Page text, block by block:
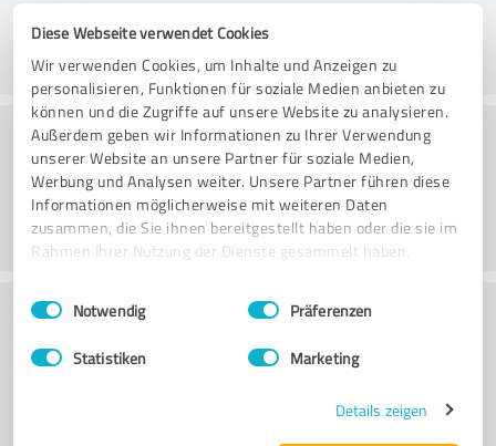
Diese Webseite verwendet Cookies
Wir verwenden Cookies, um Inhalte und Anzeigen zu
personalisieren, Funktionen für soziale Medien anbieten zu
können und die Zugriffe auf unsere Website zu analysieren.
Außerdem geben wir Informationen zu Ihrer Verwendung
unserer Website an unsere Partner für soziale Medien,
Werbung und Analysen weiter. Unsere Partner führen diese
Informationen möglicherweise mit weiteren Daten
zusammen, die Sie ihnen bereitgestellt haben oder die sie im
Rahmen Ihrer Nutzung der Dienste gesammelt haben.
Impressum Datenschutzbestimmungen
Einwilligungsauswahl
Notwendig Präferenzen
Statistiken Marketing
Details zeigen
Beratung
Kundenservice